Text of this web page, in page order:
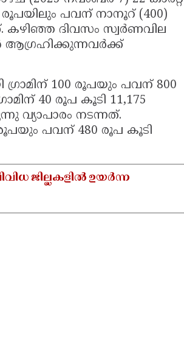
പവന് നാനൂറ് (400)
കഴിഞ്ഞ ദിവസം സ്വർണവില
ആഗ്രഹിക്കുന്നവർക്ക്
ഗ്രാമിന് 100 രൂപയും പവന് 800
40 രൂപ കൂടി 11,175
വ്യാപാരം നടന്നത്.
രൂപയും പവന് 480 രൂപ കൂടി
ജില്ലകളിൽ ഉയർന്ന